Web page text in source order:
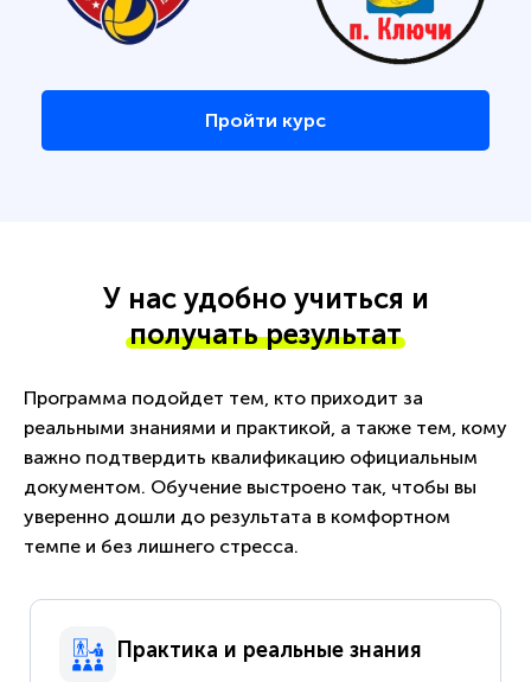
Пройти курс
У нас удобно учиться и
получать результат
Программа подойдет тем, кто приходит за
реальными знаниями и практикой, а также тем, кому
важно подтвердить квалификацию официальным
документом. Обучение выстроено так, чтобы вы
уверенно дошли до результата в комфортном
темпе и без лишнего стресса.
Практика и реальные знания